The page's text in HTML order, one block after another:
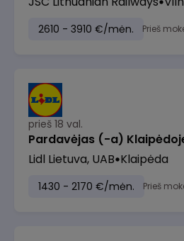
2610 - 3910 €/mėn. Prieš
prieš 18 val.
Pardavėjas (-a)
Lidl Lietuva, UAB Klaipėda
1430 - 2170 €/mėn. Prieš